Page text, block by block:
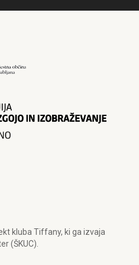
kluba Tiffany, ki ga izvaja
(ŠKUC).